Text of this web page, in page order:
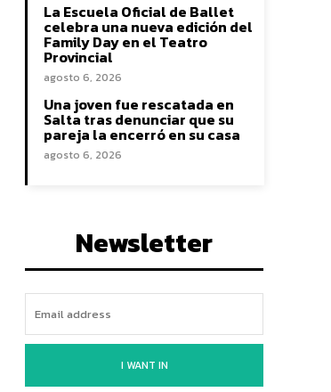
La Escuela Oficial de Ballet
celebra una nueva edición del
Family Day en el Teatro
Provincial
agosto 6, 2026
Una joven fue rescatada en
Salta tras denunciar que su
pareja la encerró en su casa
agosto 6, 2026
Newsletter
I WANT IN